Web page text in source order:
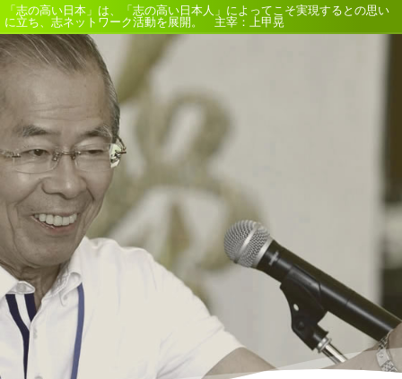
「志の高い日本」は、「志の高い日本人」によってこそ実現するとの思い
に立ち、志ネットワーク活動を展開。 主宰：上甲晃